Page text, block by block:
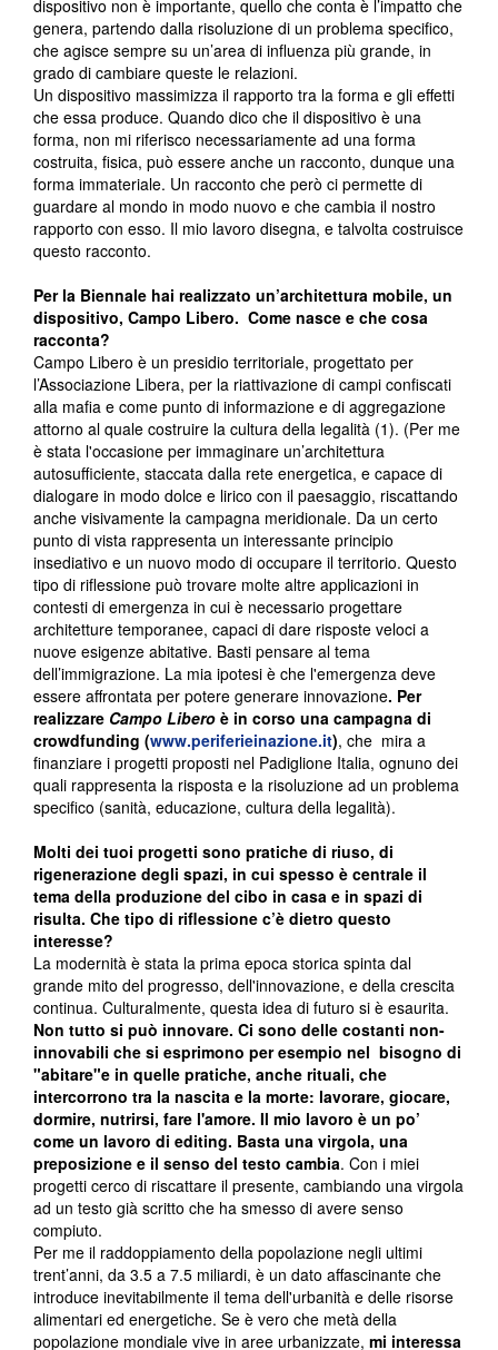
dispositivo non è importante, quello che conta è l’impatto che
genera, partendo dalla risoluzione di un problema specifico,
che agisce sempre su un’area di influenza più grande, in
grado di cambiare queste le relazioni.
Un dispositivo massimizza il rapporto tra la forma e gli effetti
che essa produce. Quando dico che il dispositivo è una
forma, non mi riferisco necessariamente ad una forma
costruita, fisica, può essere anche un racconto, dunque una
forma immateriale. Un racconto che però ci permette di
guardare al mondo in modo nuovo e che cambia il nostro
rapporto con esso. Il mio lavoro disegna, e talvolta costruisce
questo racconto.
Per la Biennale hai realizzato un’architettura mobile, un
dispositivo, Campo Libero. Come nasce e che cosa
racconta?
Campo Libero è un presidio territoriale, progettato per
l’Associazione Libera, per la riattivazione di campi confiscati
alla mafia e come punto di informazione e di aggregazione
attorno al quale costruire la cultura della legalità (1). (Per me
è stata l'occasione per immaginare un’architettura
autosufficiente, staccata dalla rete energetica, e capace di
dialogare in modo dolce e lirico con il paesaggio, riscattando
anche visivamente la campagna meridionale. Da un certo
punto di vista rappresenta un interessante principio
insediativo e un nuovo modo di occupare il territorio. Questo
tipo di riflessione può trovare molte altre applicazioni in
contesti di emergenza in cui è necessario progettare
architetture temporanee, capaci di dare risposte veloci a
nuove esigenze abitative. Basti pensare al tema
dell’immigrazione. La mia ipotesi è che l'emergenza deve
essere affrontata per potere generare innovazione. Per
realizzare Campo Libero è in corso una campagna di
crowdfunding (www.periferieinazione.it), che mira a
finanziare i progetti proposti nel Padiglione Italia, ognuno dei
quali rappresenta la risposta e la risoluzione ad un problema
specifico (sanità, educazione, cultura della legalità).
Molti dei tuoi progetti sono pratiche di riuso, di
rigenerazione degli spazi, in cui spesso è centrale il
tema della produzione del cibo in casa e in spazi di
risulta. Che tipo di riflessione c’è dietro questo
interesse?
La modernità è stata la prima epoca storica spinta dal
grande mito del progresso, dell'innovazione, e della crescita
continua. Culturalmente, questa idea di futuro si è esaurita.
Non tutto si può innovare. Ci sono delle costanti non-
innovabili che si esprimono per esempio nel bisogno di
"abitare"e in quelle pratiche, anche rituali, che
intercorrono tra la nascita e la morte: lavorare, giocare,
dormire, nutrirsi, fare l'amore. Il mio lavoro è un po’
come un lavoro di editing. Basta una virgola, una
preposizione e il senso del testo cambia. Con i miei
progetti cerco di riscattare il presente, cambiando una virgola
ad un testo già scritto che ha smesso di avere senso
compiuto.
Per me il raddoppiamento della popolazione negli ultimi
trent’anni, da 3.5 a 7.5 miliardi, è un dato affascinante che
introduce inevitabilmente il tema dell'urbanità e delle risorse
alimentari ed energetiche. Se è vero che metà della
popolazione mondiale vive in aree urbanizzate, mi interessa